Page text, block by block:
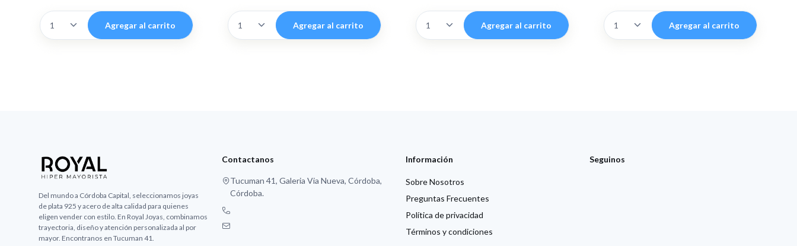
Agregar al carrito Agregar al carrito Agregar al carrito Agregar al carrito
Del mundo a Córdoba Capital, seleccionamos joyas
de plata 925 y acero de alta calidad para quienes
eligen vender con estilo. En Royal Joyas, combinamos
trayectoria, diseño y atención personalizada al por
mayor. Encontranos en Tucuman 41.
Contactanos
Tucuman 41, Galeria Via Nueva, Córdoba,
Córdoba.
Información
Sobre Nosotros
Preguntas Frecuentes
Política de privacidad
Términos y condiciones
Seguinos